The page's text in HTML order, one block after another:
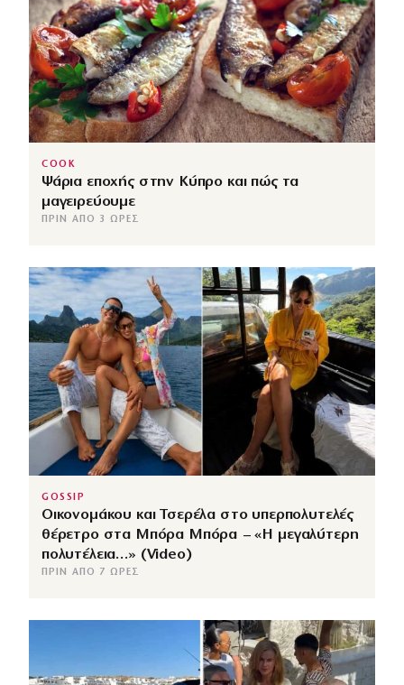
COOK
Ψάρια εποχής στην Κύπρο και πώς τα
μαγειρεύουμε
ΠΡΙΝ ΑΠΌ 3 ΏΡΕΣ
GOSSIP
Οικονομάκου και Τσερέλα στο υπερπολυτελές
θέρετρο στα Μπόρα Μπόρα – «Η μεγαλύτερη
πολυτέλεια…» (Video)
ΠΡΙΝ ΑΠΌ 7 ΏΡΕΣ